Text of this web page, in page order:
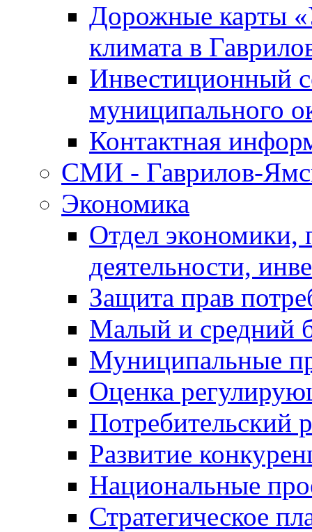
Дорожные карты
климата в
Инвестиционный
муниципального
Контактная
СМИ - Гаврилов-
Экономика
Отдел экономики,
деятельности,
Защита прав
Малый и средний
Муниципальные
Оценка
Потребительский
Развитие
Национальные
Стратегическое